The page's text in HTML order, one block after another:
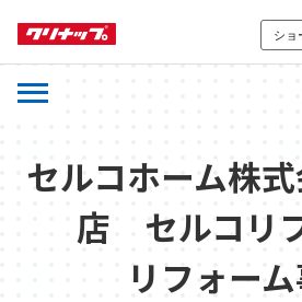
ショ
セルコホーム株
店 セルコリ
リフォー